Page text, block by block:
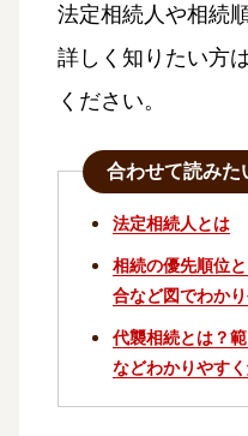
法定相続人や相続
詳しく知りたい方
ください。
合わせて読みた
法定相続人とは
相続の優先順位
合など図でわか
代襲相続とは？
などわかりやす